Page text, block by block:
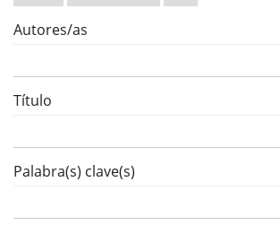
Autores/as
Título
Palabra(s) clave(s)